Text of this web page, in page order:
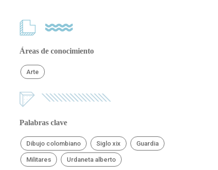
Áreas de conocimiento
Arte
Palabras clave
Dibujo colombiano Siglo xix Guardia
Militares Urdaneta alberto